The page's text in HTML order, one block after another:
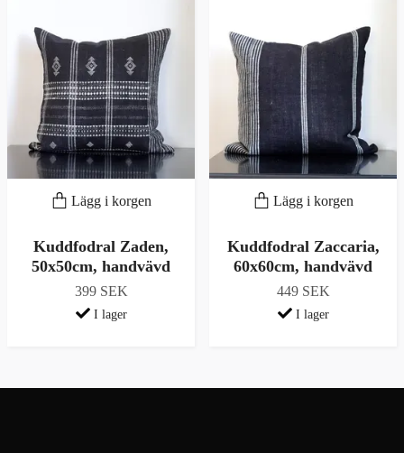
Lägg i korgen
Kuddfodral Zaden,
50x50cm, handvävd
399 SEK
I lager
Lägg i korgen
Kuddfodral Zaccaria,
60x60cm, handvävd
449 SEK
I lager